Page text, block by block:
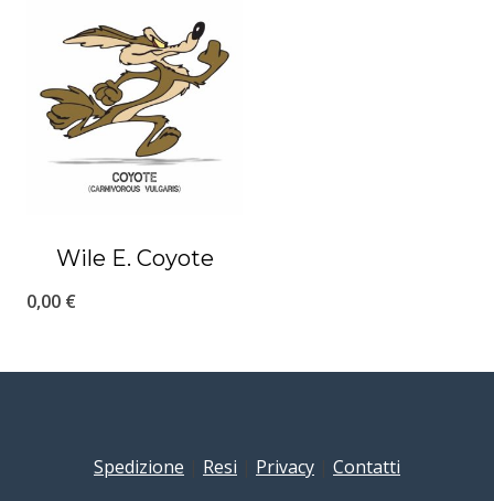
Wile E. Coyote
0,00 €
Spedizione Resi Privacy Contatti